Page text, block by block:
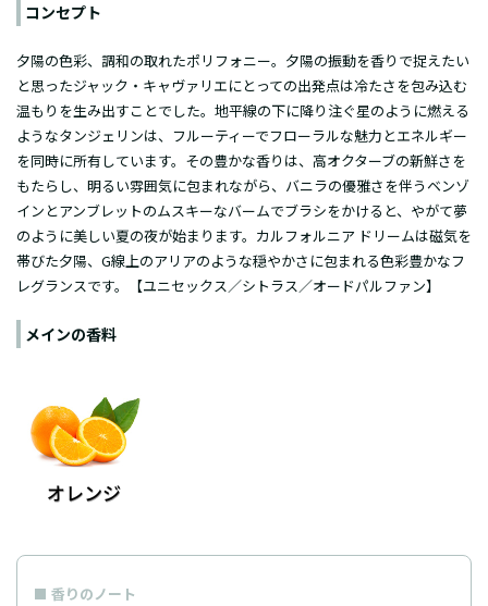
コンセプト
夕陽の色彩、調和の取れたポリフォニー。夕陽の振動を香りで捉えたい
と思ったジャック・キャヴァリエにとっての出発点は冷たさを包み込む
温もりを生み出すことでした。地平線の下に降り注ぐ星のように燃える
ようなタンジェリンは、フルーティーでフローラルな魅力とエネルギー
を同時に所有しています。その豊かな香りは、高オクターブの新鮮さを
もたらし、明るい雰囲気に包まれながら、バニラの優雅さを伴うベンゾ
インとアンブレットのムスキーなバームでブラシをかけると、やがて夢
のように美しい夏の夜が始まります。カルフォルニア ドリームは磁気を
帯びた夕陽、G線上のアリアのような穏やかさに包まれる色彩豊かなフ
レグランスです。【ユニセックス／シトラス／オードパルファン】
メインの香料
香りのノート